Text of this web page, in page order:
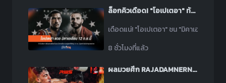
ล็อกคิวเดือด! "โอเปเตอา" ท้าชน "มิคาเอเลียน" 12 ก.ย.นี้
เดือดแน่! "โอเปเตอา" ชน "มิคาเอเลียน"
8 ชั่วโมงที่แล้ว
ผลมวยศึก RAJADAMNERN WORLD SERIES ประจำวันเสาร์ที่ 8 สิงหาคม 2569